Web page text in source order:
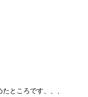
ところです、、、